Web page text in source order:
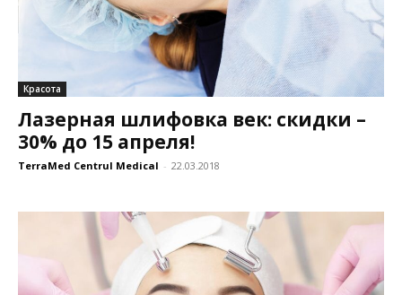
Красота
Лазерная шлифовка век: скидки –
30% до 15 апреля!
TerraMed Centrul Medical - 22.03.2018